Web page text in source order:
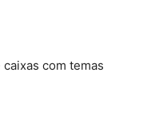
com temas